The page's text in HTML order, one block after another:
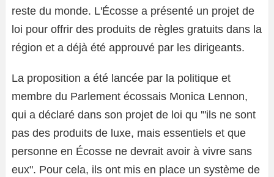
reste du monde. L'Écosse a présenté un projet de
loi pour offrir des produits de règles gratuits dans la
région et a déjà été approuvé par les dirigeants.
La proposition a été lancée par la politique et
membre du Parlement écossais Monica Lennon,
qui a déclaré dans son projet de loi qu '"ils ne sont
pas des produits de luxe, mais essentiels et que
personne en Écosse ne devrait avoir à vivre sans
eux". Pour cela, ils ont mis en place un système de